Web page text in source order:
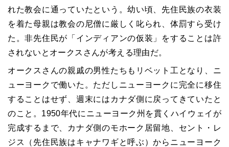
れた教会に通っていたという。幼い頃、先住民族の衣装
を着た母親は教会の尼僧に厳しく叱られ、体罰すら受け
た。非先住民が「インディアンの仮装」をすることは許
されないとオークスさんが考える理由だ。
オークスさんの親戚の男性たちもリベット工となり、ニ
ューヨークで働いた。ただしニューヨークに完全に移住
することはせず、週末にはカナダ側に戻ってきていたと
のこと。1950年代にニューヨーク州を貫くハイウェイが
完成するまで、カナダ側のモホーク居留地、セント・レ
ジス（先住民族はキャナワギと呼ぶ）からニューヨーク